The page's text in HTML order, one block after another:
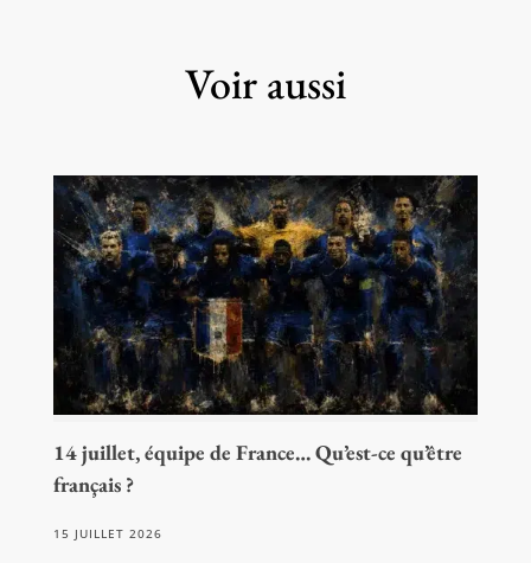
Voir aussi
14 juillet, équipe de France… Qu’est-ce qu’être
français ?
15 JUILLET 2026